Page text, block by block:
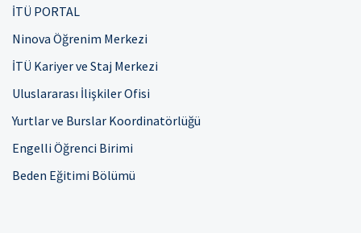
İTÜ PORTAL
Ninova Öğrenim Merkezi
İTÜ Kariyer ve Staj Merkezi
Uluslararası İlişkiler Ofisi
Yurtlar ve Burslar Koordinatörlüğü
Engelli Öğrenci Birimi
Beden Eğitimi Bölümü